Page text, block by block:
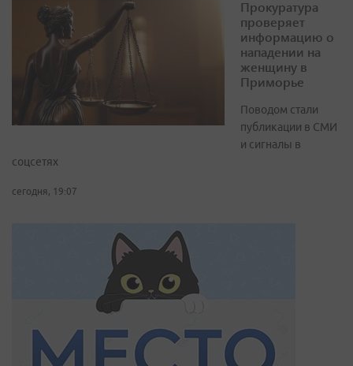
Прокуратура
проверяет
информацию о
нападении на
женщину в
Приморье
Поводом стали
публикации в СМИ
и сигналы в
соцсетях
сегодня, 19:07